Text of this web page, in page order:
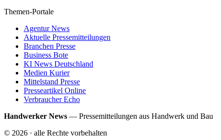
Themen-Portale
Agentur News
Aktuelle Pressemitteilungen
Branchen Presse
Business Bote
KI News Deutschland
Medien Kurier
Mittelstand Presse
Presseartikel Online
Verbraucher Echo
Handwerker News — Pressemitteilungen aus Handwerk und Bau
© 2026 · alle Rechte vorbehalten